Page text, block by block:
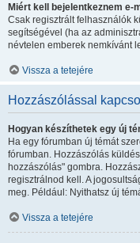
Miért kell bejelentkeznem e-
Csak regisztrált felhasználók
segítségével (ha az
névtelen emberek nemkívánt
Vissza a tetejére
Hozzászólással
Hogyan készíthetek egy új
Ha egy fórumban új témát
fórumban. Hozzászólás
hozzászólás" gombra.
regisztrálnod kell. A
meg. Például: Nyithatsz új
Vissza a tetejére